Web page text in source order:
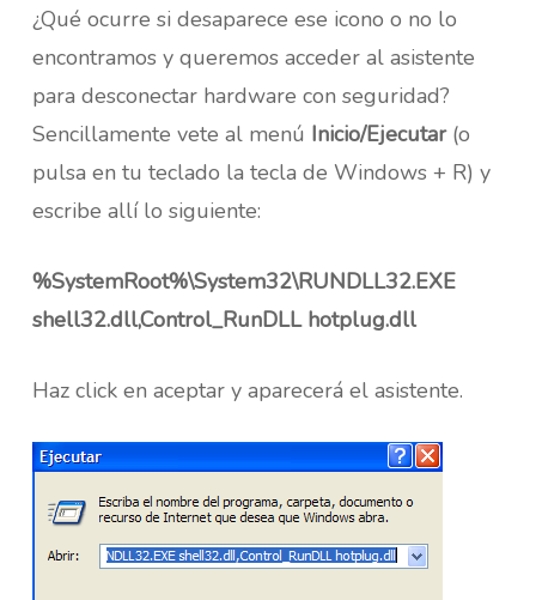
¿Qué ocurre si desaparece ese icono o no lo
encontramos y queremos acceder al asistente
para desconectar hardware con seguridad?
Sencillamente vete al menú Inicio/Ejecutar(o
pulsa en tu teclado la tecla de Windows + R) y
escribe allí lo siguiente:
%SystemRoot%\System32\RUNDLL32.EXE
shell32.dll,Control_RunDLL hotplug.dll
Haz click en aceptar y aparecerá el asistente.